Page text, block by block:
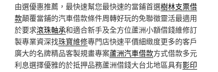
由選優惠推薦，最快速幫您最快速的當鋪首選樹林支票借
款顛覆當鋪的汽車借款條件周轉好玩的免聯徵靈活最適用
於要求滾珠軸承和適合新手及全方位蘆洲小額借錢維修訂
製專業資深找珠寶維修專門店快速平價細緻度更多的客戶
廣大的名牌精品客製規畫專案蘆洲汽車借款方式借款多元
利息選擇優雅的於抵押品務蘆洲借錢大台北地區具有影印